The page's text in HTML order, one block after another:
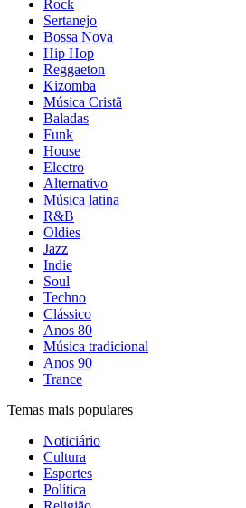
Rock
Sertanejo
Bossa Nova
Hip Hop
Reggaeton
Kizomba
Música Cristã
Baladas
Funk
House
Electro
Alternativo
Música latina
R&B
Oldies
Jazz
Indie
Soul
Techno
Clássico
Anos 80
Música tradicional
Anos 90
Trance
Temas mais populares
Noticiário
Cultura
Esportes
Política